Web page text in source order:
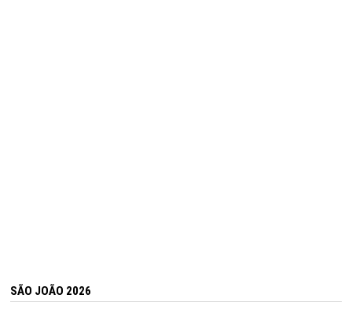
SÃO JOÃO 2026